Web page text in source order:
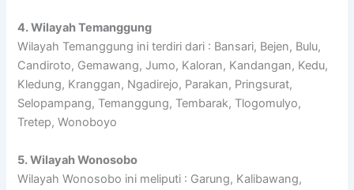
4. Wilayah Temanggung
Wilayah Temanggung ini terdiri dari : Bansari, Bejen, Bulu,
Candiroto, Gemawang, Jumo, Kaloran, Kandangan, Kedu,
Kledung, Kranggan, Ngadirejo, Parakan, Pringsurat,
Selopampang, Temanggung, Tembarak, Tlogomulyo,
Tretep, Wonoboyo
5. Wilayah Wonosobo
Wilayah Wonosobo ini meliputi : Garung, Kalibawang,